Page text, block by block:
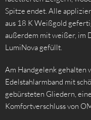
Spitze endet. Alle
aus 18 K Weißgold
außerdem mit weißer, im
LumiNova gefüllt.
Am Handgelenk
Edelstahlarmband mit
gebürsteten Gliedern,
Komfortverschluss von